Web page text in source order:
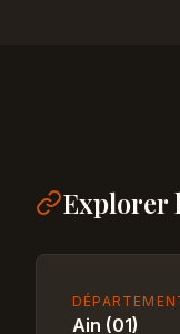
Explorer
Ain (01)